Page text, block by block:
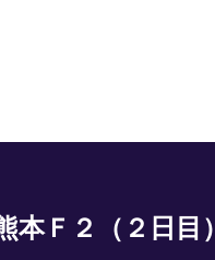
Ｆ２（２日目）